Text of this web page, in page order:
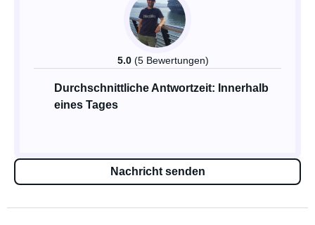
5.0 (5 Bewertungen)
Durchschnittliche Antwortzeit: Innerhalb
eines Tages
Nachricht senden